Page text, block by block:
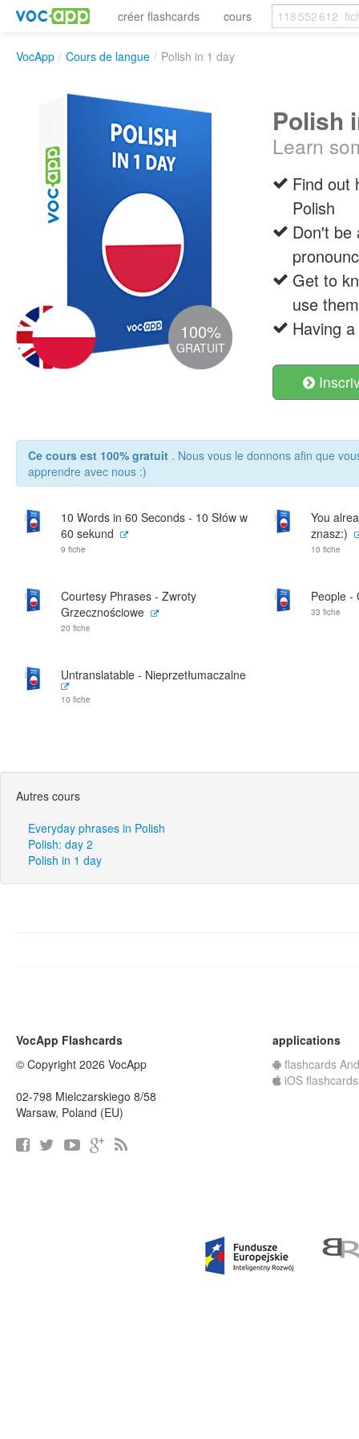
créer flashcards cours
VocApp / Cours de langue / Polish in 1 day
100%
GRATUIT
Polish
Learn
Find out
Polish
Don't be
Get to
use
Having
Ce cours est 100% gratuit . Nous vous le donnons afin que
apprendre avec nous :)
10 Words in 60 Seconds - 10 Słów w
60 sekund
9 fiche
You
znasz:)
10 fiche
Courtesy Phrases - Zwroty
Grzecznościowe
20 fiche
People -
33 fiche
Untranslatable - Nieprzetłumaczalne
10 fiche
Autres cours
Everyday phrases in Polish
Polish: day 2
Polish in 1 day
VocApp Flashcards
© Copyright 2026 VocApp
02-798 Mielczarskiego 8/58
Warsaw, Poland (EU)
applications
flashcards
iOS flashcards